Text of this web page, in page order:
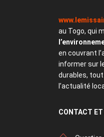
au Togo, qui
en couvrant
informer sur
durables,
l’actualité
CONTACT